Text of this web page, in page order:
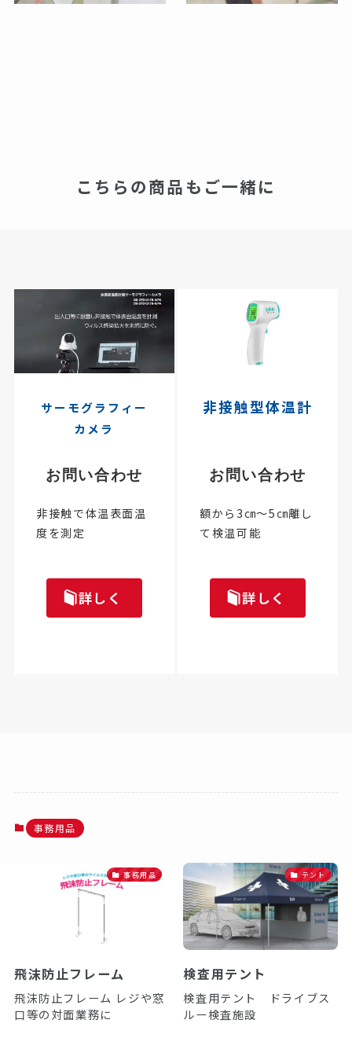
こちらの商品もご一緒に
サーモグラフィー
カメラ
お問い合わせ
非接触で体温表面温
度を測定
詳しく
非接触型体温計
お問い合わせ
額から3㎝～5㎝離し
て検温可能
詳しく
事務用品
事務用品
飛沫防止フレーム
飛沫防止フレーム レジや窓
口等の対面業務に
テント
検査用テント
検査用テント ドライブス
ルー検査施設